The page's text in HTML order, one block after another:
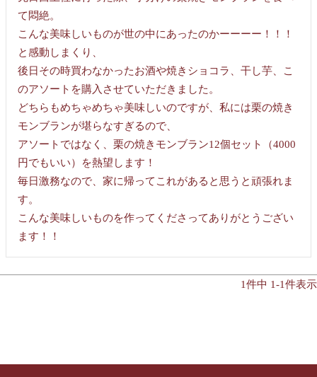
て悶絶。
こんな美味しいものが世の中にあったのかーーーー！！！
と感動しまくり、
後日その時買わなかったお酒や焼きショコラ、干し芋、こ
のアソートを購入させていただきました。
どちらもめちゃめちゃ美味しいのですが、私には栗の焼き
モンブランが堪らなすぎるので、
アソートではなく、栗の焼きモンブラン12個セット（4000
円でもいい）を熱望します！
毎日激務なので、家に帰ってこれがあると思うと頑張れま
す。
こんな美味しいものを作ってくださってありがとうござい
ます！！
1件中 1-1件表示